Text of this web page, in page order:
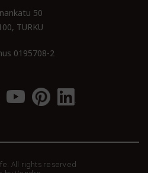
50
TURKU
0195708-2
All rights reserved